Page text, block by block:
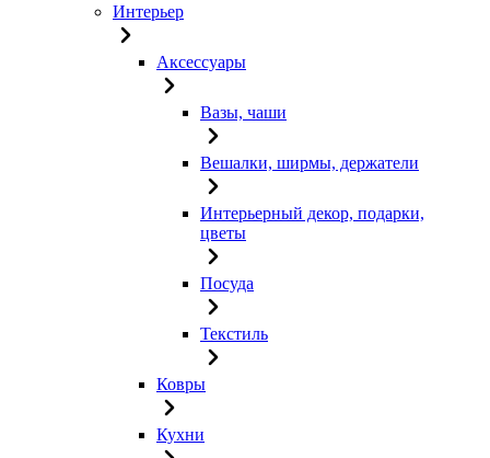
Интерьер
Аксессуары
Вазы, чаши
Вешалки, ширмы, держатели
Интерьерный декор, подарки,
цветы
Посуда
Текстиль
Ковры
Кухни